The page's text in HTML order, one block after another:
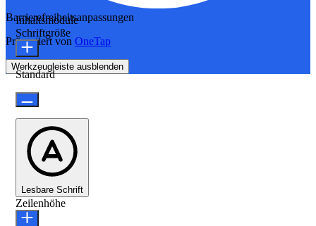
Barrierefreiheitsanpassungen
Präsentiert von OneTap
Werkzeugleiste ausblenden
Inhaltsmodule
Schriftgröße
Standard
Lesbare Schrift
Zeilenhöhe